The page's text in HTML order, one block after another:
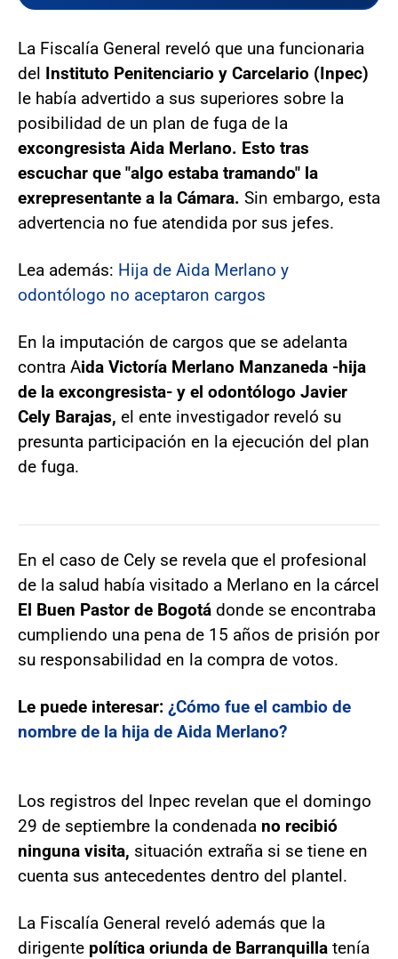
La Fiscalía General reveló que una funcionaria
del Instituto Penitenciario y Carcelario (Inpec)
le había advertido a sus superiores sobre la
posibilidad de un plan de fuga de la
excongresista Aida Merlano. Esto tras
escuchar que "algo estaba tramando" la
exrepresentante a la Cámara. Sin embargo, esta
advertencia no fue atendida por sus jefes.
Lea además: Hija de Aida Merlano y
odontólogo no aceptaron cargos
En la imputación de cargos que se adelanta
contra Aida Victoría Merlano Manzaneda -hija
de la excongresista- y el odontólogo Javier
Cely Barajas, el ente investigador reveló su
presunta participación en la ejecución del plan
de fuga.
En el caso de Cely se revela que el profesional
de la salud había visitado a Merlano en la cárcel
El Buen Pastor de Bogotá donde se encontraba
cumpliendo una pena de 15 años de prisión por
su responsabilidad en la compra de votos.
Le puede interesar: ¿Cómo fue el cambio de
nombre de la hija de Aida Merlano?
Los registros del Inpec revelan que el domingo
29 de septiembre la condenada no recibió
ninguna visita, situación extraña si se tiene en
cuenta sus antecedentes dentro del plantel.
La Fiscalía General reveló además que la
dirigente política oriunda de Barranquilla tenía